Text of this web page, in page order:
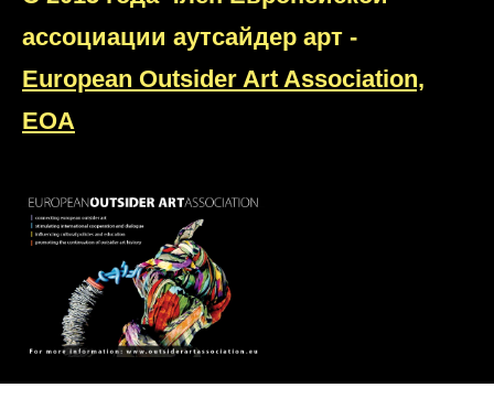
ассоциации аутсайдер арт -
European Outsider Art Association,
EOA